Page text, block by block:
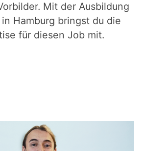
Mit der Ausbildung
Hamburg bringst du die
für diesen Job mit.